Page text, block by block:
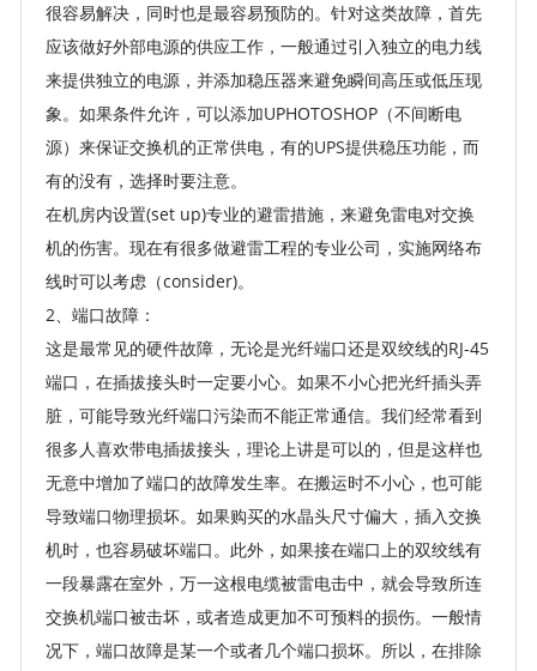
很容易解决，同时也是最容易预防的。针对这类故障，首先
应该做好外部电源的供应工作，一般通过引入独立的电力线
来提供独立的电源，并添加稳压器来避免瞬间高压或低压现
象。如果条件允许，可以添加UPHOTOSHOP（不间断电
源）来保证交换机的正常供电，有的UPS提供稳压功能，而
有的没有，选择时要注意。
在机房内设置(set up)专业的避雷措施，来避免雷电对交换
机的伤害。现在有很多做避雷工程的专业公司，实施网络布
线时可以考虑（consider)。
2、端口故障：
这是最常见的硬件故障，无论是光纤端口还是双绞线的RJ-45
端口，在插拔接头时一定要小心。如果不小心把光纤插头弄
脏，可能导致光纤端口污染而不能正常通信。我们经常看到
很多人喜欢带电插拔接头，理论上讲是可以的，但是这样也
无意中增加了端口的故障发生率。在搬运时不小心，也可能
导致端口物理损坏。如果购买的水晶头尺寸偏大，插入交换
机时，也容易破坏端口。此外，如果接在端口上的双绞线有
一段暴露在室外，万一这根电缆被雷电击中，就会导致所连
交换机端口被击坏，或者造成更加不可预料的损伤。一般情
况下，端口故障是某一个或者几个端口损坏。所以，在排除